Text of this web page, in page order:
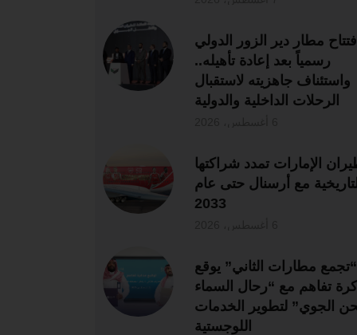
مطار دير الزور الدولي
رسمياً بعد إعادة تأهيله..
واستئناف جاهزيته لاستقبال
الرحلات الداخلية والدولية
الإمارات تمدد شراكتها
مع أرسنال حتى عام
2033
“تجمع مطارات الثاني” يوقع
تفاهم مع “رحال السماء
الجوي” لتطوير الخدمات
اللوجستية